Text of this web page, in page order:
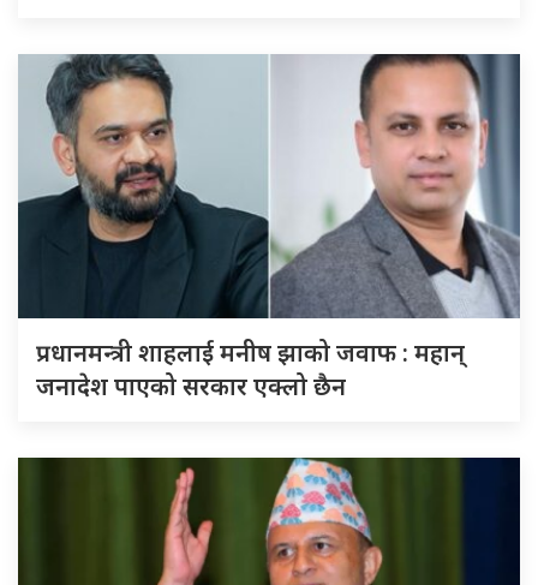
प्रधानमन्त्री शाहलाई मनीष झाको जवाफ : महान्
जनादेश पाएको सरकार एक्लो छैन